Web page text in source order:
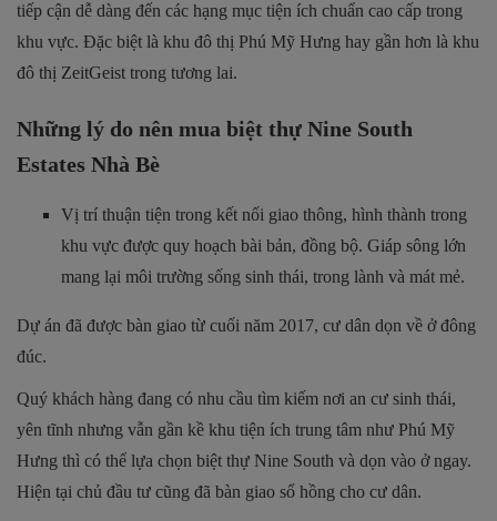
tiếp cận dễ dàng đến các hạng mục tiện ích chuẩn cao cấp trong
khu vực. Đặc biệt là khu đô thị Phú Mỹ Hưng hay gần hơn là khu
đô thị ZeitGeist trong tương lai.
Những lý do nên mua biệt thự Nine South
Estates Nhà Bè
Vị trí thuận tiện trong kết nối giao thông, hình thành trong
khu vực được quy hoạch bài bản, đồng bộ. Giáp sông lớn
mang lại môi trường sống sinh thái, trong lành và mát mẻ.
Dự án đã được bàn giao từ cuối năm 2017, cư dân dọn về ở đông
đúc.
Quý khách hàng đang có nhu cầu tìm kiếm nơi an cư sinh thái,
yên tĩnh nhưng vẫn gần kề khu tiện ích trung tâm như Phú Mỹ
Hưng thì có thể lựa chọn biệt thự Nine South và dọn vào ở ngay.
Hiện tại chủ đầu tư cũng đã bàn giao sổ hồng cho cư dân.